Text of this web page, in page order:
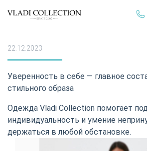
22.12.2023
Уверенность в себе — главное
стильного образа
Одежда Vladi Collection помогает
индивидуальность и умение
держаться в любой обстановке.